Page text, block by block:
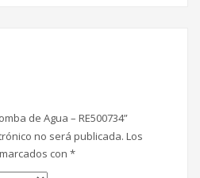
de Agua – RE500734”
no será publicada. Los
con *